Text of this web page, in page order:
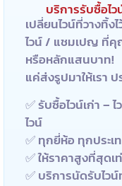
บริการรับซื้อไว
เปลี่ยนไวน์ที่วางทิ้ง
ไวน์ / แชมเปญ ที่คุ
หรือหลักแสนบาท!
แค่ส่งรูปมาให้เรา
✅ รับซื้อไวน์เก่า –
ไวน์
✅ ทุกยี่ห้อ ทุกประเ
✅ ให้ราคาสูงที่สุด
✅ บริการนัดรับไวน์